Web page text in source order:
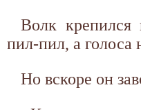
Волк крепился
пил-пил, а голоса
Но вскоре он